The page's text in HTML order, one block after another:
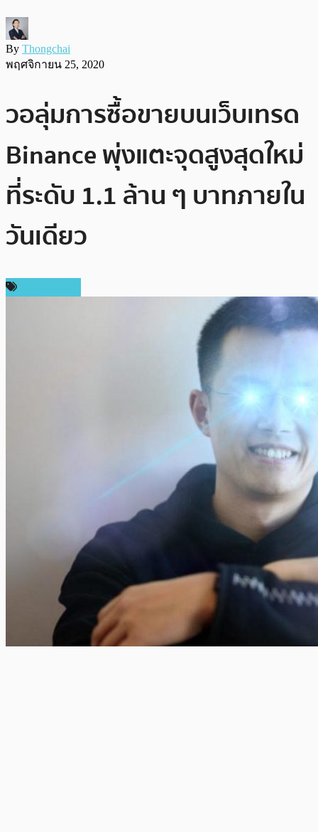
By Thongchai
พฤศจิกายน 25, 2020
วอลุ่มการซื้อขายบนเว็บเทรด
Binance พุ่งแตะจุดสูงสุดใหม่
ที่ระดับ 1.1 ล้าน ๆ บาทภายใน
วันเดียว